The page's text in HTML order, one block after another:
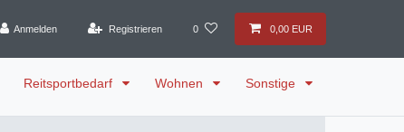
Anmelden Registrieren 0 0,00 EUR
Reitsportbedarf Wohnen Sonstige